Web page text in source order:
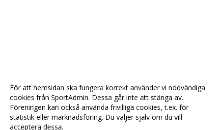
För att hemsidan ska fungera korrekt använder vi nödvändiga
cookies från SportAdmin. Dessa går inte att stänga av.
Föreningen kan också använda frivilliga cookies, t.ex. för
statistik eller marknadsföring. Du väljer själv om du vill
acceptera dessa.